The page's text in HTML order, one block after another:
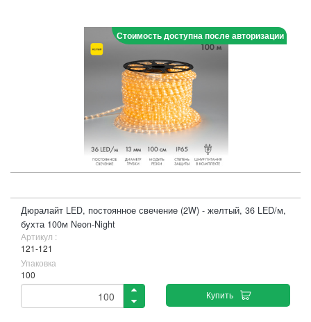
Стоимость доступна после авторизации
Дюралайт LED, постоянное свечение (2W) - желтый, 36 LED/м,
бухта 100м Neon-Night
Артикул :
121-121
Упаковка
100
Купить